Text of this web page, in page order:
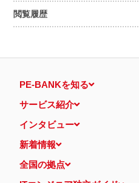
閲覧履歴
PE-BANKを知る
サービス紹介
インタビュー
新着情報
全国の拠点